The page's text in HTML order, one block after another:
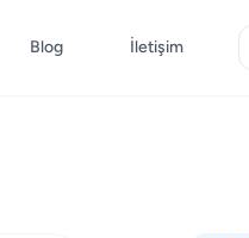
Blog İletişim